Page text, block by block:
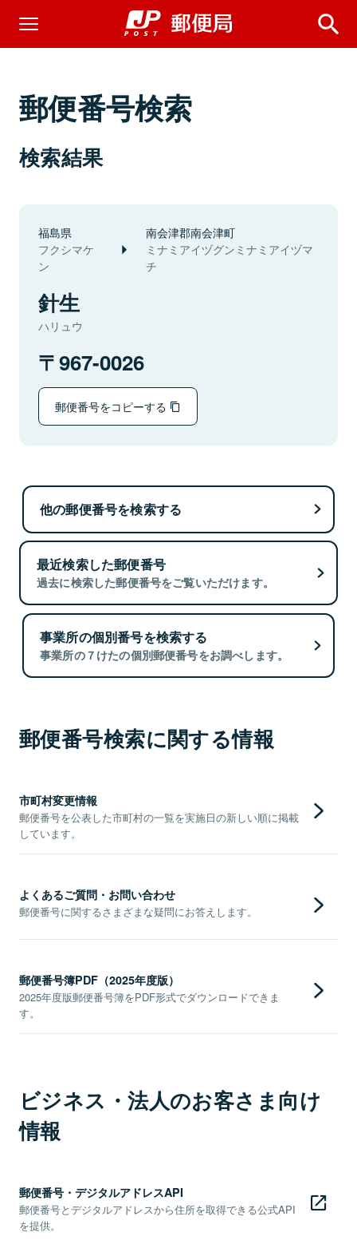
郵便番号検索
検索結果
福島県
フクシマケ
ン
南会津郡南会津町
ミナミアイヅグンミナミアイヅマ
チ
針生
ハリュウ
967-0026
郵便番号をコピーする
他の郵便番号を検索する
最近検索した郵便番号
過去に検索した郵便番号をご覧いただけます。
事業所の個別番号を検索する
事業所の７けたの個別郵便番号をお調べします。
郵便番号検索に関する情報
市町村変更情報
郵便番号を公表した市町村の一覧を実施日の新しい順に掲載
しています。
よくあるご質問・お問い合わせ
郵便番号に関するさまざまな疑問にお答えします。
郵便番号簿PDF（2025年度版）
2025年度版郵便番号簿をPDF形式でダウンロードできま
す。
ビジネス・法人のお客さま向け
情報
郵便番号・デジタルアドレスAPI
郵便番号とデジタルアドレスから住所を取得できる公式API
を提供。